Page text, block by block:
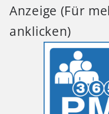
Anzeige (Für
anklicken)